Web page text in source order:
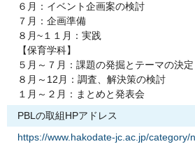
６月：イベント企画案の検討
７月：企画準備
８月~１１月：実践
【保育学科】
５月～７月：課題の発掘とテーマの決定
８月～12月：調査、解決策の検討
１月～２月：まとめと発表会
PBLの取組HPアドレス
https://www.hakodate-jc.ac.jp/category/